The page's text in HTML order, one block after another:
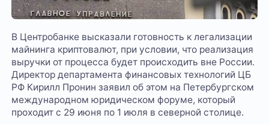
В Центробанке высказали готовность к легализации
майнинга криптовалют, при условии, что реализация
выручки от процесса будет происходить вне России.
Директор департамента финансовых технологий ЦБ
РФ Кирилл Пронин заявил об этом на Петербургском
международном юридическом форуме, который
проходит с 29 июня по 1 июля в северной столице.